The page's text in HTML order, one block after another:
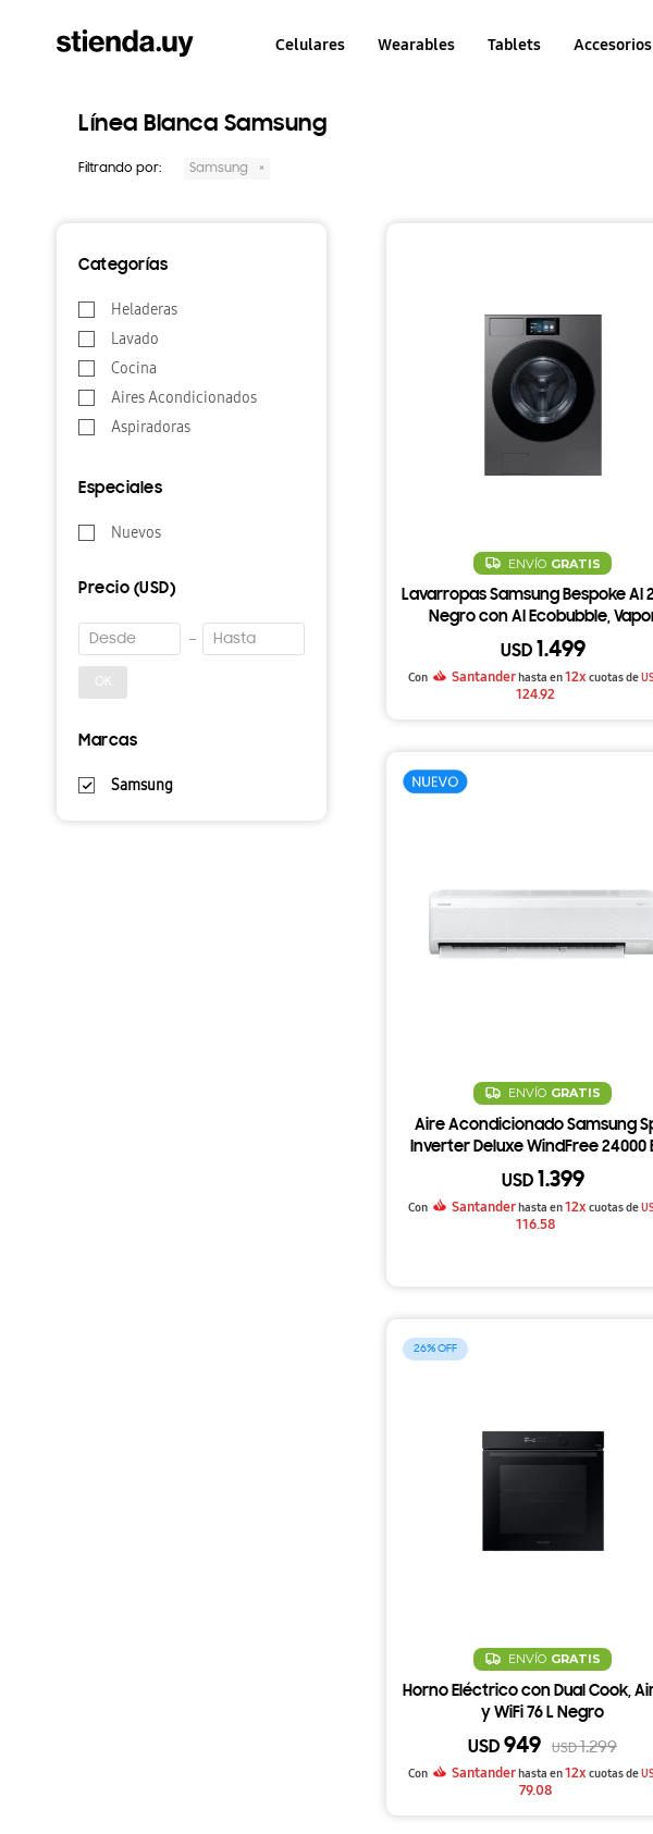
Celulares Wearables Tablets Accesorios
Línea Blanca Samsung
Filtrando por: Samsung
ENVÍO GRATIS
Lavarropas Samsung Bespoke AI
Negro con AI Ecobubble,
Higiénico y Auto Open Door
WF25B9600KV
USD 1.499
Con Santander hasta en12x cuotas de
124.92
ENVÍO GRATIS
Aire Acondicionado Samsung
Inverter Deluxe WindFree 24000
USD 1.399
Con Santanderhasta en12x cuotas de
116.58
26
ENVÍO GRATIS
Horno Eléctrico con Dual Cook,
y WiFi 76 L Negro
USD 949 USD 1.299
Con Santanderhasta en12x cuotas de
79.08
Categorías
Heladeras
Lavado
Cocina
Aires Acondicionados
Aspiradoras
Especiales
Nuevos
Precio (USD)
OK
Marcas
Samsung